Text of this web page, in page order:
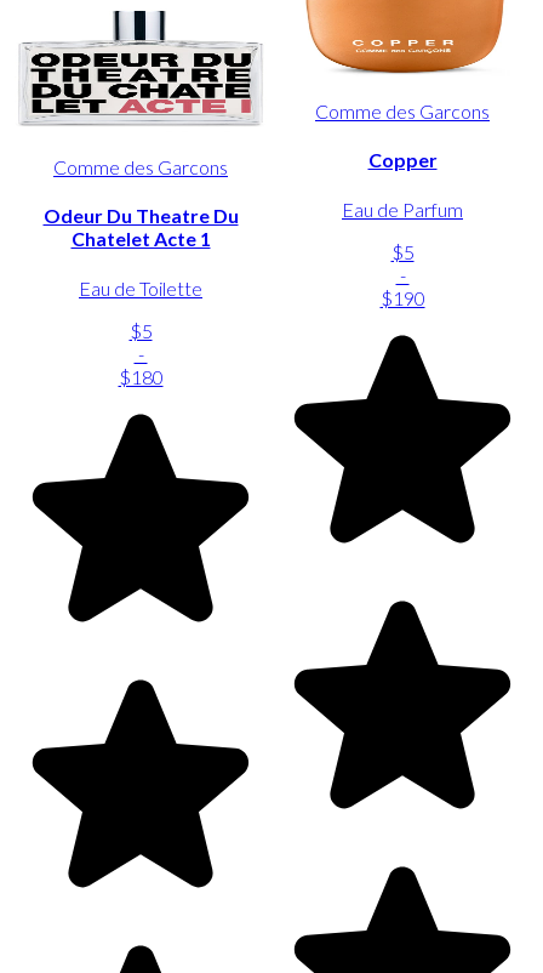
Comme des Garcons
Odeur Du Theatre Du
Chatelet Acte 1
Eau de Toilette
$5
-
$180
Comme des Garcons
Copper
Eau de Parfum
$5
-
$190